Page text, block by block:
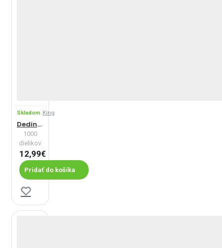
Skladom King
Dedinka v Provance
1000
dielikov
12,99€
Pridať do košíka